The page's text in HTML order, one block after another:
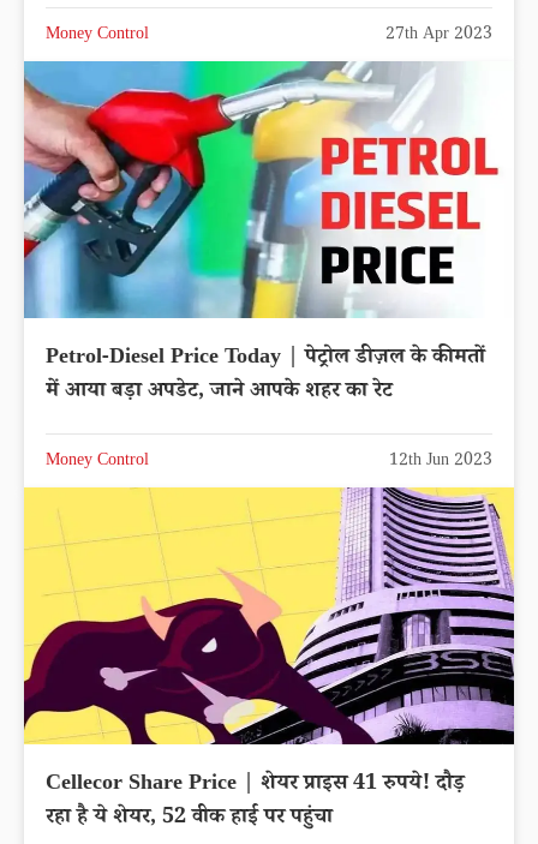
Money Control 27th Apr 2023
Petrol-Diesel Price Today | पेट्रोल डीज़ल के कीमतों
में आया बड़ा अपडेट, जाने आपके शहर का रेट
Money Control 12th Jun 2023
Cellecor Share Price | शेयर प्राइस 41 रुपये! दौड़
रहा है ये शेयर, 52 वीक हाई पर पहुंचा